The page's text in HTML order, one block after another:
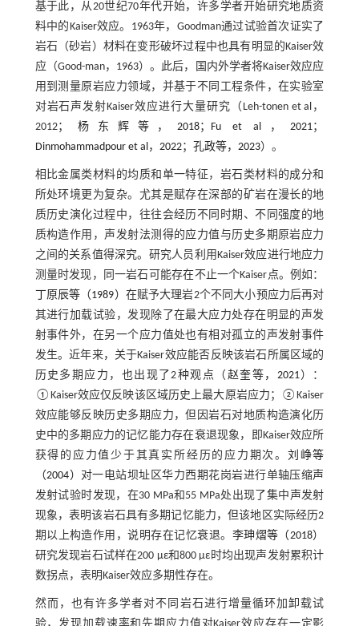
基于此，从20世纪70年代开始，许多学者开始研究地质资
料中的Kaiser效应。1963年，Goodman通过试验首次证实了
岩石（砂岩）材料在变形破坏过程中也具有明显的Kaiser效
应（Good-man，1963）。此后，国内外学者将Kaiser效应应
用到测量原岩应力领域，并基于不同工程条件，在实验室
对岩石声发射Kaiser效应进行大量研究（Leh-tonen et al，
2012；
杨东辉等，2018； Fu et al，2021；
Dinmohammadpour et al，2022； 孔政等，2023）。
相比金属类材料的均质和单一特征，岩石类材料的成分和
所处环境更为复杂。尤其是赋存在深部的矿岩在漫长的地
质历史演化过程中，往往会经历不同时期、不同强度的地
质构造作用，声发射法测得的应力值与历史多期原岩应力
之间的关系值得深究。研究人员利用Kaiser效应进行地应力
测量时发现，同一岩石可能存在不止一个Kaiser点。例如：
丁原辰等（1989） 在赋予大理岩2个不同大小预应力后再对
其进行加载试验，发现除了在最大应力处存在明显的声发
射事件外，在另一个应力值处也有相对孤立的声发射事件
发生。近年来，关于Kaiser效应能否反映该岩石所属区域的
历史多期应力，也出现了2种观点（ 赵奎等，2021）：
①Kaiser效应仅反映该区域历史上最大原岩应力；②Kaiser
效应能够反映历史多期应力，但因岩石对地质构造演化历
史中的多期应力的记忆能力存在衰退现象，即Kaiser效应所
获得的应力值少于其真实所经历的应力期次。 刘峥等
（2004） 对一电站坝址区华力西期花岗岩进行单轴压缩声
发射试验时发现，在30 MPa和55 MPa处出现了集中声发射
现象，表明该岩石具有多期记忆能力，但该地区实际经历2
期以上构造作用，说明存在记忆衰退。 李珅熠等（2018）
研究发现岩石试样在200 με和800 με时均出现声发射累积计
数拐点，表明Kaiser效应多期性存在。
然而，也有许多学者对不同岩石进行增量循环加卸载试